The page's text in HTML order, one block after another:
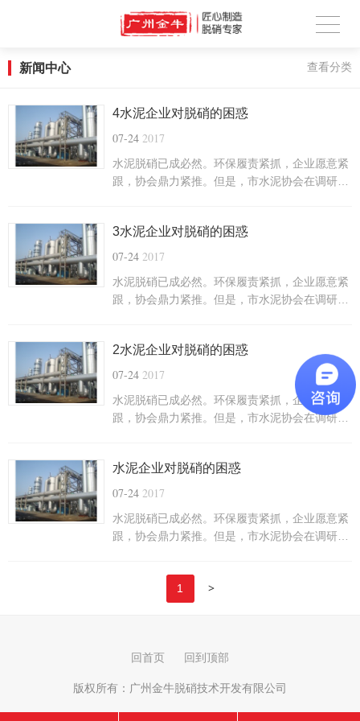
新闻中心 查看分类
4水泥企业对脱硝的困惑
07-24 2017
水泥脱硝已成必然。环保履责紧抓，企业愿意紧
跟，协会鼎力紧推。但是，市水泥协会在调研中
3水泥企业对脱硝的困惑
07-24 2017
水泥脱硝已成必然。环保履责紧抓，企业愿意紧
跟，协会鼎力紧推。但是，市水泥协会在调研中
2水泥企业对脱硝的困惑
07-24 2017
水泥脱硝已成必然。环保履责紧抓，企业愿意紧
跟，协会鼎力紧推。但是，市水泥协会在调研中
水泥企业对脱硝的困惑
07-24 2017
水泥脱硝已成必然。环保履责紧抓，企业愿意紧
跟，协会鼎力紧推。但是，市水泥协会在调研中
1
>
回首页 回到顶部
版权所有： 广州金牛脱硝技术开发有限公司